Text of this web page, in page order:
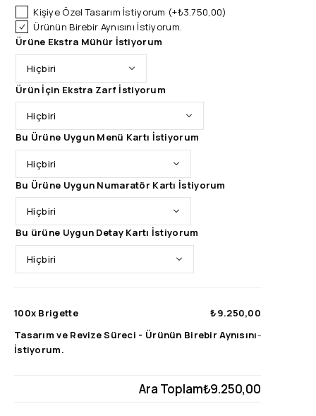
Kişiye Özel Tasarım İstiyorum (+₺3.750,00)
Ürünün Birebir Aynısını İstiyorum.
Ürüne Ekstra Mühür İstiyorum
Ürün İçin Ekstra Zarf İstiyorum
Bu Ürüne Uygun Menü Kartı İstiyorum
Bu Ürüne Uygun Numaratör Kartı İstiyorum
Bu ürüne Uygun Detay Kartı İstiyorum
100x Brigette
₺9.250,00
Tasarım ve Revize Süreci - Ürünün Birebir Aynısını
İstiyorum.
-
Ara Toplam₺9.250,00